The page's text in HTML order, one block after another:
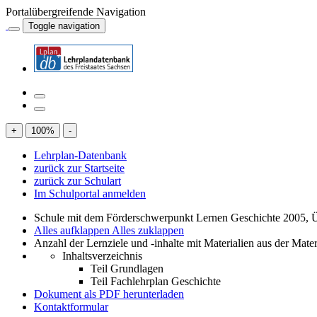
Portalübergreifende Navigation
Toggle navigation
+ 100% -
Lehrplan-Datenbank
zurück zur Startseite
zurück zur Schulart
Im Schulportal anmelden
Schule mit dem Förderschwerpunkt Lernen Geschichte 2005,
Alles aufklappen Alles zuklappen
Anzahl der Lernziele und -inhalte mit Materialien aus der
Inhaltsverzeichnis
Teil Grundlagen
Teil Fachlehrplan Geschichte
Dokument als PDF herunterladen
Kontaktformular